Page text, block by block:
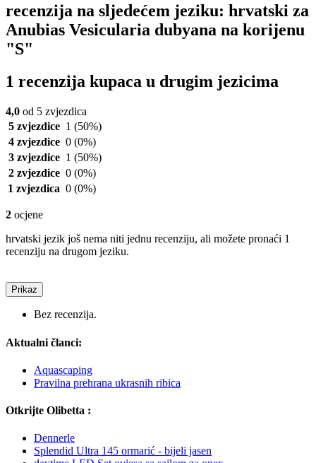
recenzija na sljedećem jeziku: hrvatski za
Anubias Vesicularia dubyana na korijenu
"S"
1 recenzija kupaca u drugim jezicima
4,0 od 5 zvjezdica
5 zvjezdice 1 (50%)
4 zvjezdice 0 (0%)
3 zvjezdice 1 (50%)
2 zvjezdice 0 (0%)
1 zvjezdica 0 (0%)
2 ocjene
hrvatski jezik još nema niti jednu recenziju, ali možete pronaći 1
recenziju na drugom jeziku.
Prikaz
Bez recenzija.
Aktualni članci:
Aquascaping
Pravilna prehrana ukrasnih ribica
Otkrijte Olibetta :
Dennerle
Splendid Ultra 145 ormarić - bijeli jasen